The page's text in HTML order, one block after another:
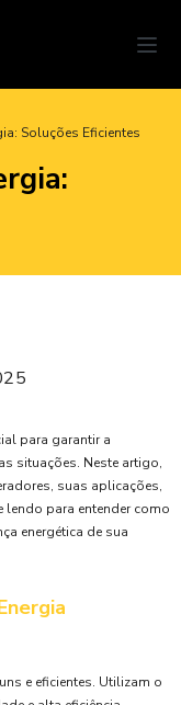
Soluções Eficientes
para garantir a
situações. Neste artigo,
suas aplicações,
para entender como
energética de sua
e eficientes. Utilizam o